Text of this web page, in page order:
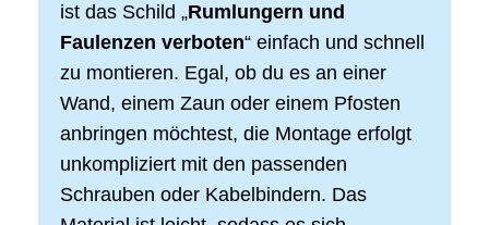
ist das Schild „Rumlungern und
Faulenzen verboten“ einfach und schnell
zu montieren. Egal, ob du es an einer
Wand, einem Zaun oder einem Pfosten
anbringen möchtest, die Montage erfolgt
unkompliziert mit den passenden
Schrauben oder Kabelbindern. Das